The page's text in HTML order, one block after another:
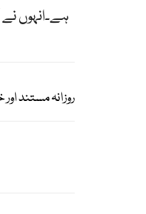
ہے۔انہوں
روزانہ مستند